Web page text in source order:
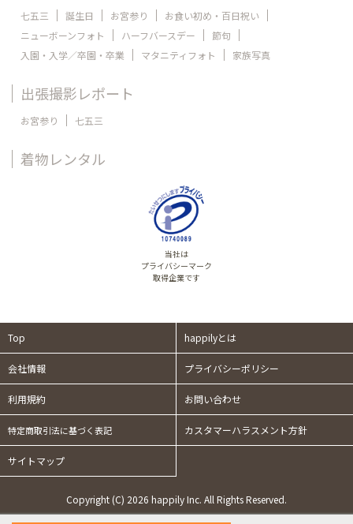
七五三 誕生日 お宮参り
お食い初め・百日祝い
ニューボーンフォト
ハーフバースデー
節句
入園・入学／卒園・卒業
マタニティフォト 家族写真
出張撮影レポート
お宮参り 七五三
着物レンタル
当社は
プライバシーマーク
取得企業です
Top happilyとは
会社情報 プライバシーポリシー
利用規約 お問い合わせ
特定商取引法に基づく表記 カスタマーハラスメント方針
サイトマップ
Copyright (C) 2026 happily Inc. All Rights Reserved.